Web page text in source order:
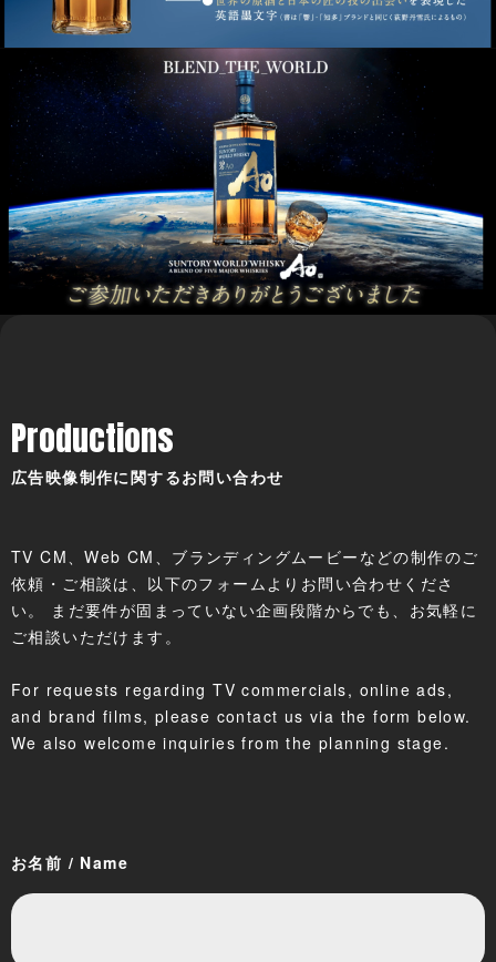
広告映像制作に関するお問い合わせ
Productions
TV CM、Web CM、ブランディングムービーなどの制作のご
依頼・ご相談は、以下のフォームよりお問い合わせくださ
い。 まだ要件が固まっていない企画段階からでも、お気軽に
ご相談いただけます。
For requests regarding TV commercials, online ads,
and brand films, please contact us via the form below.
We also welcome inquiries from the planning stage.
お名前 / Name